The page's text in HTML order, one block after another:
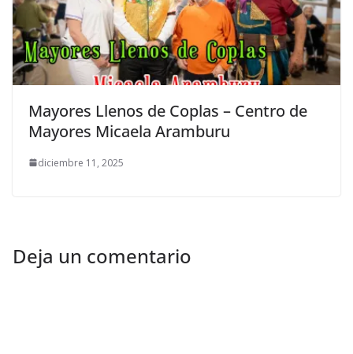
Mayores Llenos de Coplas – Centro de
Mayores Micaela Aramburu
diciembre 11, 2025
Deja un comentario